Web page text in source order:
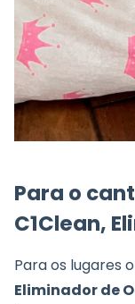
Para o
C1Clean,
Para os lugares
Eliminador de